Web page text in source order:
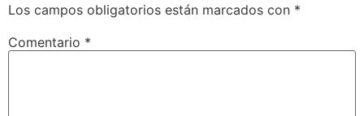
Los campos obligatorios están marcados con *
Comentario *